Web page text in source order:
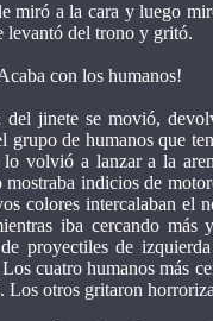
miró a la cara y luego
levantó del trono y gritó.
con los humanos!
del jinete se movió,
grupo de humanos que
volvió a lanzar a la
indicios de
colores intercalaban el
iba cercando más
de proyectiles de
Los cuatro humanos más
Los otros gritaron